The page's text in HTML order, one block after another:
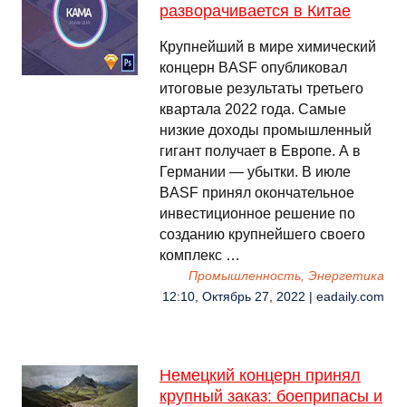
разворачивается в Китае
Крупнейший в мире химический
концерн BASF опубликовал
итоговые результаты третьего
квартала 2022 года. Самые
низкие доходы промышленный
гигант получает в Европе. А в
Германии — убытки. В июле
BASF принял окончательное
инвестиционное решение по
созданию крупнейшего своего
комплекс …
Промышленность, Энергетика
12:10, Октябрь 27, 2022 | eadaily.com
Немецкий концерн принял
крупный заказ: боеприпасы и